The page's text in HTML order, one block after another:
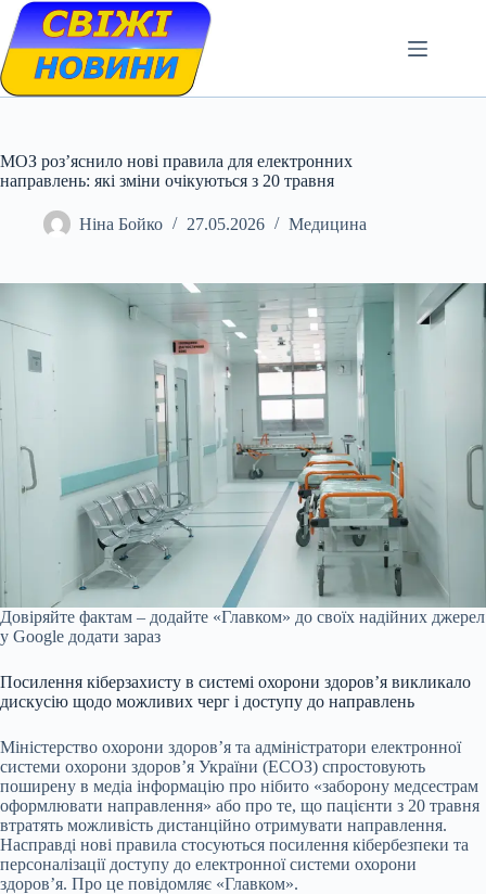
Skip
content
МОЗ роз’яснило нові правила для електронних
направлень: які зміни очікуються з 20 травня
Ніна Бойко 27.05.2026 Медицина
Довіряйте фактам – додайте «Главком» до своїх надійних джерел
у Google додати зараз
Посилення кіберзахисту в системі охорони здоров’я викликало
дискусію щодо можливих черг і доступу до направлень
Міністерство охорони здоров’я та адміністратори електронної
системи охорони здоров’я України (ЕСОЗ) спростовують
поширену в медіа інформацію про нібито «заборону медсестрам
оформлювати направлення» або про те, що пацієнти з 20 травня
втратять можливість дистанційно отримувати направлення.
Насправді нові правила стосуються посилення кібербезпеки та
персоналізації доступу до електронної системи охорони
здоров’я. Про це повідомляє «Главком».